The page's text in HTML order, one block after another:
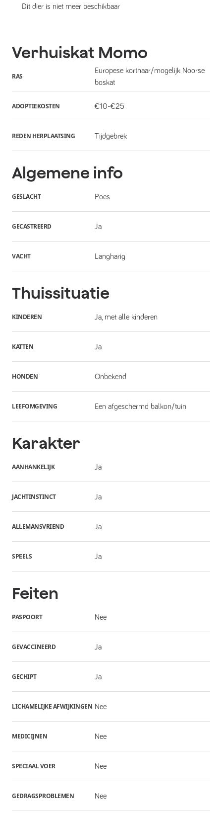
Dit dier is niet meer beschikbaar
Verhuiskat Momo
RAS
Europese korthaar/mogelijk Noorse
boskat
ADOPTIEKOSTEN €10-€25
REDEN HERPLAATSING Tijdgebrek
Algemene info
GESLACHT Poes
GECASTREERD Ja
VACHT Langharig
Thuissituatie
KINDEREN Ja, met alle kinderen
KATTEN Ja
HONDEN Onbekend
LEEFOMGEVING Een afgeschermd balkon/tuin
Karakter
AANHANKELIJK Ja
JACHTINSTINCT Ja
ALLEMANSVRIEND Ja
SPEELS Ja
Feiten
PASPOORT Nee
GEVACCINEERD Ja
GECHIPT Ja
LICHAMELIJKE AFWIJKINGEN Nee
MEDICIJNEN Nee
SPECIAAL VOER Nee
GEDRAGSPROBLEMEN Nee